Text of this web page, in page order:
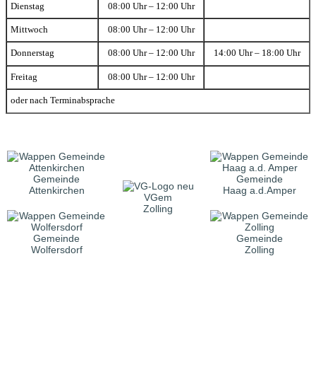
Dienstag 08:00 Uhr – 12:00 Uhr
Mittwoch 08:00 Uhr – 12:00 Uhr
Donnerstag 08:00 Uhr – 12:00 Uhr 14:00 Uhr – 18:00 Uhr
Freitag 08:00 Uhr – 12:00 Uhr
oder nach Terminabsprache
Gemeinde
Attenkirchen
VGem
Zolling
Gemeinde
Haag a.d.Amper
Gemeinde
Wolfersdorf
Gemeinde
Zolling